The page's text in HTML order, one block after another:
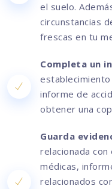
el suelo.
circunstancias
frescas en tu
Completa un
informe de
obtener una
Guarda
relacionada
médicas,
relacionados